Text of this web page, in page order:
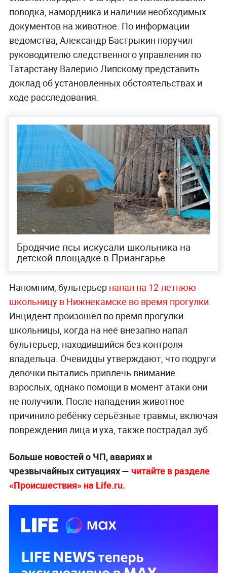
поводка, намордника и наличии необходимых
документов на животное. По информации
ведомства, Александр Бастрыкин поручил
руководителю следственного управления по
Татарстану Валерию Липскому представить
доклад об установленных обстоятельствах и
ходе расследования.
Бродячие псы искусали школьника на
детской площадке в Приангарье
Напомним, бультерьернапал на 12-летнюю
школьницу в Нижнекамске во время прогулки.
Инцидент произошёл во время прогулки
школьницы, когда на неё внезапно напал
бультерьер, находившийся без контроля
владельца. Очевидцы утверждают, что подруги
девочки пытались привлечь внимание
взрослых, однако помощи в момент атаки они
не получили. После нападения животное
причинило ребёнку серьёзные травмы, включая
повреждения лица и уха, также пострадал зуб.
Больше новостей о ЧП, авариях и
чрезвычайных ситуациях — читайте в разделе
«Происшествия» на Life.ru.